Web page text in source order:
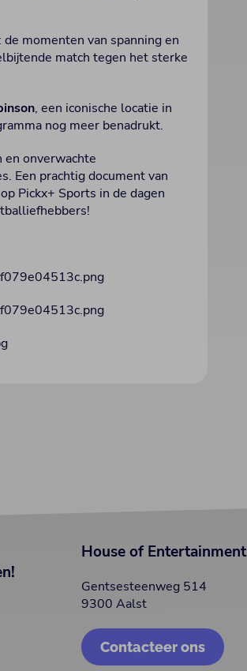
momenten van spanning en
match tegen het sterke
, een iconische locatie in
nog meer benadrukt.
onverwachte
Een prachtig document van
Pickx+ Sports in de dagen
House of Entertainment
Gentsesteenweg 514
9300 Aalst
Contacteer ons